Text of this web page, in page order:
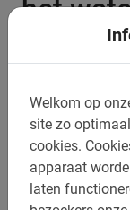
Welkom op
site zo
cookies.
apparaat
laten
het
Het aanbod
enorm groot in
Hier onder vind
tussen? Niet
te gekke
maandelijks